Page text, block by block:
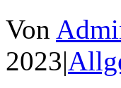
Von
2023|